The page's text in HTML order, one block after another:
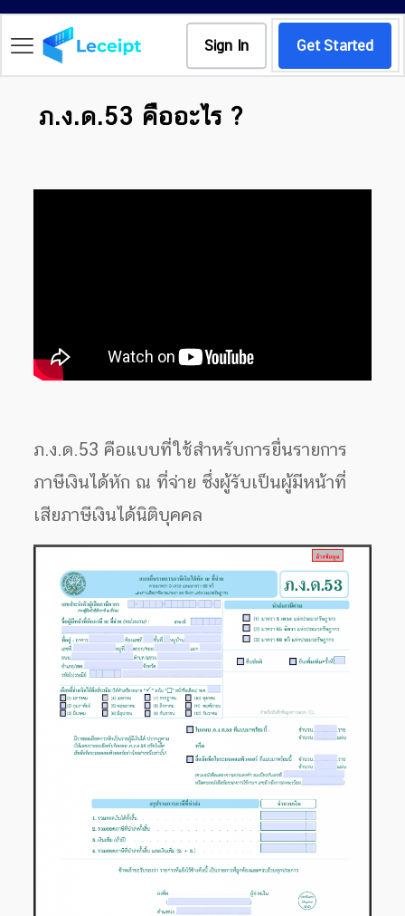
Sign In Get Started
ภ.ง.ด.53 คืออะไร ?
ภ.ง.ด.53 คือแบบที่ใช้สำหรับการยื่นรายการ
ภาษีเงินได้หัก ณ ที่จ่าย ซึ่งผู้รับเป็นผู้มีหน้าที่
เสียภาษีเงินได้นิติบุคคล